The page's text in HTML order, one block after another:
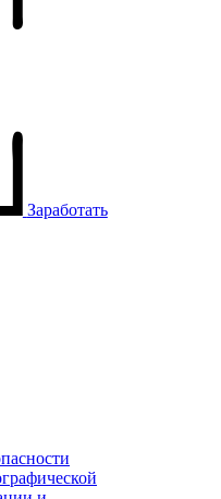
Заработать